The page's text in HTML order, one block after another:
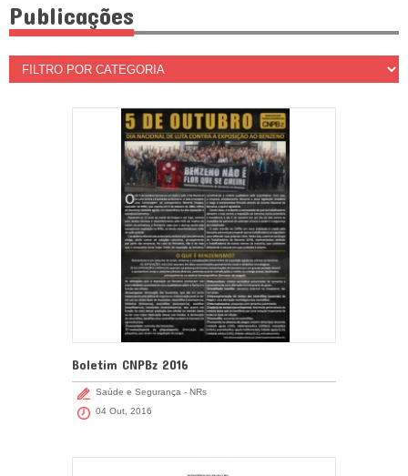
Publicações
Boletim CNPBz 2016
Saúde e Segurança - NRs
04 Out, 2016